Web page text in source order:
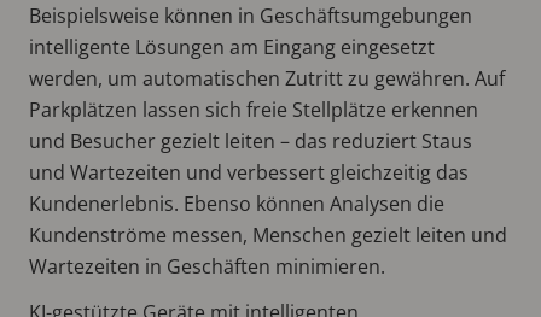
Beispielsweise können in Geschäftsumgebungen
intelligente Lösungen am Eingang eingesetzt
werden, um automatischen Zutritt zu gewähren. Auf
Parkplätzen lassen sich freie Stellplätze erkennen
und Besucher gezielt leiten – das reduziert Staus
und Wartezeiten und verbessert gleichzeitig das
Kundenerlebnis. Ebenso können Analysen die
Kundenströme messen, Menschen gezielt leiten und
Wartezeiten in Geschäften minimieren.
KI-gestützte Geräte mit intelligenten